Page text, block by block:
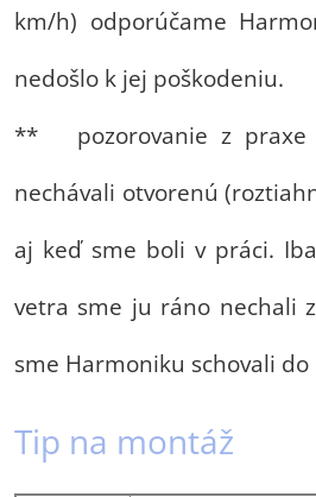
km/h) odporúčame
nedošlo k jej poškodeniu.
** pozorovanie z praxe
nechávali otvorenú
aj keď sme boli v práci.
vetra sme ju ráno nechali
sme Harmoniku schovali do
Tip na montáž